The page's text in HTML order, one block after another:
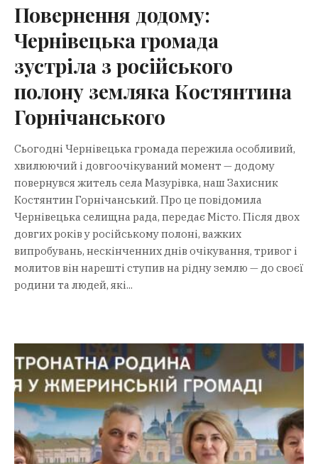
Повернення додому:
Чернівецька громада
зустріла з російського
полону земляка Костянтина
Горнічанського
Сьогодні Чернівецька громада пережила особливий,
хвилюючий і довгоочікуваний момент — додому
повернувся житель села Мазурівка, наш Захисник
Костянтин Горнічанський. Про це повідомила
Чернівецька селищна рада, передає Місто. Після двох
довгих років у російському полоні, важких
випробувань, нескінченних днів очікування, тривог і
молитов він нарешті ступив на рідну землю — до своєї
родини та людей, які...